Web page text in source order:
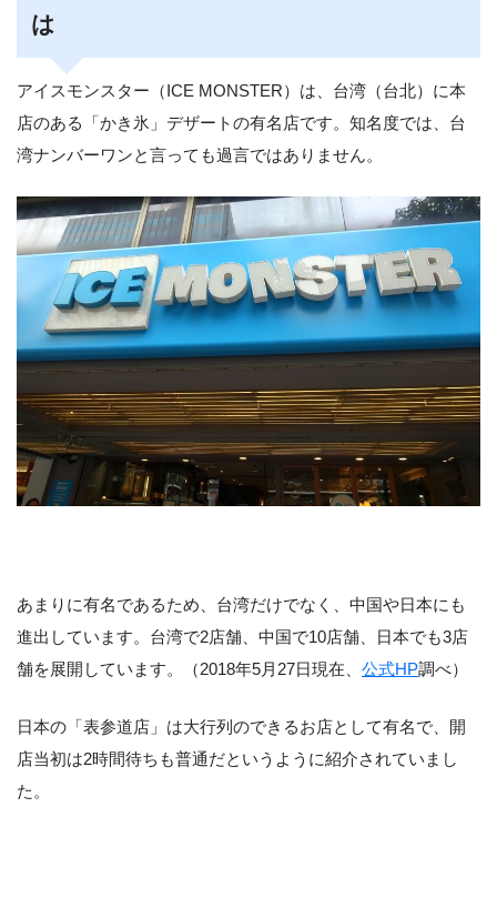
は
アイスモンスター（ICE MONSTER）は、台湾（台北）に本
店のある「かき氷」デザートの有名店です。知名度では、台
湾ナンバーワンと言っても過言ではありません。
あまりに有名であるため、台湾だけでなく、中国や日本にも
進出しています。台湾で2店舗、中国で10店舗、日本でも3店
舗を展開しています。（2018年5月27日現在、 公式HP調べ）
日本の「表参道店」は大行列のできるお店として有名で、開
店当初は2時間待ちも普通だというように紹介されていまし
た。